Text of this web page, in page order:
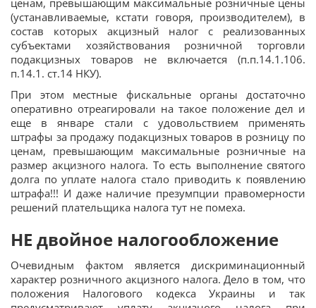
(устанавливаемые, кстати говоря, производителем), в
состав которых акцизный налог с реализованных
субъектами хозяйствования розничной торговли
подакцизных товаров не включается (п.п.14.1.106.
п.14.1. ст.14 НКУ).
При этом местные фискальные органы достаточно
оперативно отреагировали на такое положение дел и
еще в январе стали с удовольствием применять
штрафы за продажу подакцизных товаров в розницу по
ценам, превышающим максимальные розничные на
размер акцизного налога. То есть выполнение святого
долга по уплате налога стало приводить к появлению
штрафа!!! И даже наличие презумпции правомерности
решений плательщика налога тут не помеха.
НЕ двойное налогообложение
Очевидным фактом является дискриминационный
характер розничного акцизного налога. Дело в том, что
положения Налогового кодекса Украины и так